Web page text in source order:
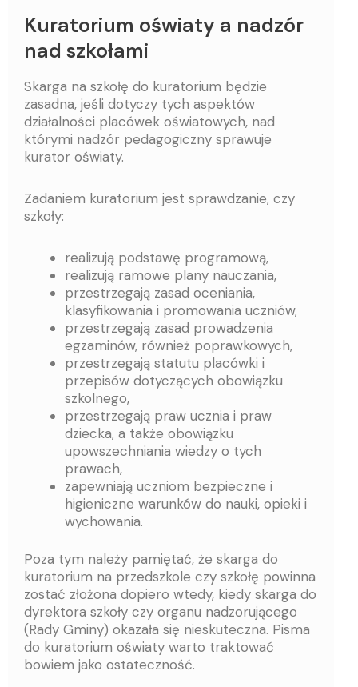
Kuratorium oświaty a nadzór
nad szkołami
Skarga na szkołę do kuratorium będzie
zasadna, jeśli dotyczy tych aspektów
działalności placówek oświatowych, nad
którymi nadzór pedagogiczny sprawuje
kurator oświaty.
Zadaniem kuratorium jest sprawdzanie, czy
szkoły:
realizują podstawę programową,
realizują ramowe plany nauczania,
przestrzegają zasad oceniania,
klasyfikowania i promowania uczniów,
przestrzegają zasad prowadzenia
egzaminów, również poprawkowych,
przestrzegają statutu placówki i
przepisów dotyczących obowiązku
szkolnego,
przestrzegają praw ucznia i praw
dziecka, a także obowiązku
upowszechniania wiedzy o tych
prawach,
zapewniają uczniom bezpieczne i
higieniczne warunków do nauki, opieki i
wychowania.
Poza tym należy pamiętać, że skarga do
kuratorium na przedszkole czy szkołę powinna
zostać złożona dopiero wtedy, kiedy skarga do
dyrektora szkoły czy organu nadzorującego
(Rady Gminy) okazała się nieskuteczna. Pisma
do kuratorium oświaty warto traktować
bowiem jako ostateczność.